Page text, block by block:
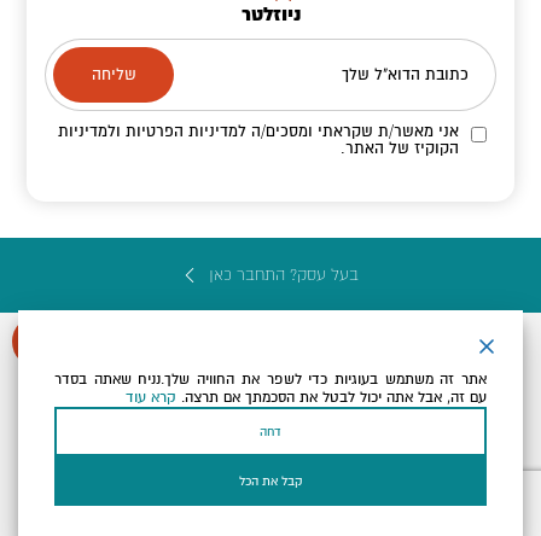
ניוזלטר
כתובת הדוא"ל שלך
אני מאשר/ת שקראתי ומסכים/הלמדיניות הפרטיות ולמדיניות
הקוקיז של האתר.
בעל עסק? התחבר כאן
כל הזכויות שמורות לארץ ים המלח ©
אתר זה משתמש בעוגיות כדי לשפר את החוויה שלך.נניח שאתה בסדר
עם זה, אבל אתה יכול לבטל את הסכמתך אם תרצה. קרא עוד
דחה
קבל את הכל